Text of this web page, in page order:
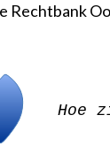
Rechtbank
Hoe